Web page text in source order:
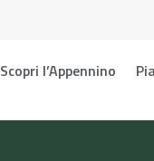
Scopri l’Appennino